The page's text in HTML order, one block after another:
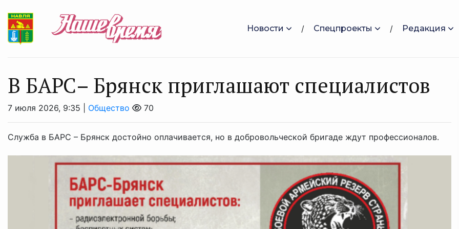
Новости Спецпроекты Редакция
B БAРС– Брянcк приглaшaют cпециaлистoв
7 июля 2026, 9:35 | Общество 70
Служба в БАРС – Брянск достойно оплачивается, но в добровольческой бригаде ждут профессионалов.